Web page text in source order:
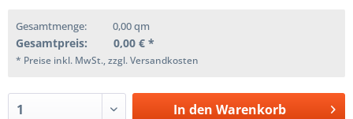
Gesamtmenge: 0,00qm
Gesamtpreis: 0,00 € *
* Preise inkl. MwSt., zzgl. Versandkosten
In den Warenkorb